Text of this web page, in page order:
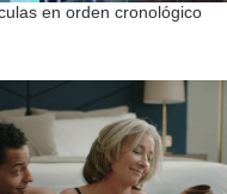
en orden cronológico